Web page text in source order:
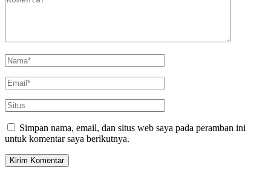
Simpan nama, email, dan situs web saya pada peramban ini
untuk komentar saya berikutnya.